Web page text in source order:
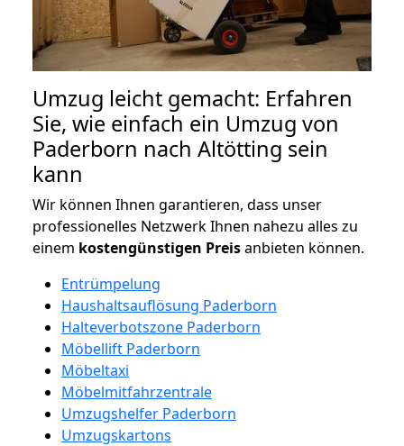
Umzug leicht gemacht: Erfahren
Sie, wie einfach ein Umzug von
Paderborn nach Altötting sein
kann
Wir können Ihnen garantieren, dass unser
professionelles Netzwerk Ihnen nahezu alles zu
einem kostengünstigen Preisanbieten können.
Entrümpelung
Haushaltsauflösung Paderborn
Halteverbotszone Paderborn
Möbellift Paderborn
Möbeltaxi
Möbelmitfahrzentrale
Umzugshelfer Paderborn
Umzugskartons